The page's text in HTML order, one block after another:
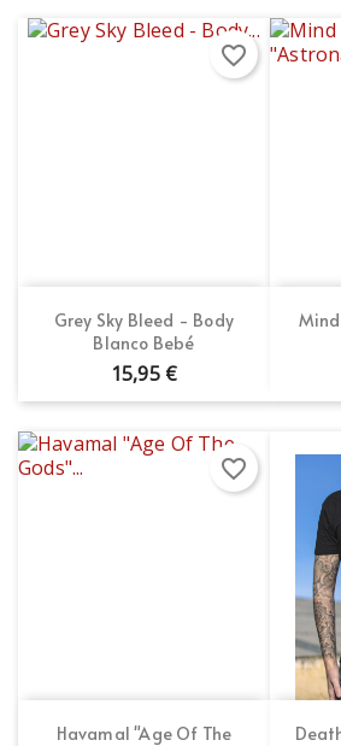
Grey Sky Bleed - Body
Blanco Bebé
15,95 €
favorite_border
Havamal "Age Of The
favorite_border